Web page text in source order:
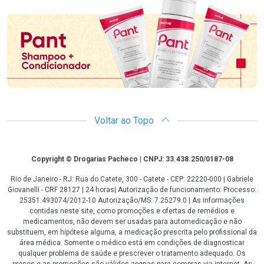
Voltar ao Topo
CopyrightCopyright © Drogarias Pacheco | CNPJ: 33.438.250/0187-08
Rio de Janeiro - RJ: Rua do Catete, 300 - Catete - CEP: 22220-000 | Gabriele
Giovanelli - CRF 28127 | 24 horas| Autorização de funcionamento: Processo:
25351.493074/2012-10 Autorização/MS: 7.25279.0 | As informações
contidas neste site, como promoções e ofertas de remédios e
medicamentos, não devem ser usadas para automedicação e não
substituem, em hipótese alguma, a medicação prescrita pelo profissional da
área médica. Somente o médico está em condições de diagnosticar
qualquer problema de saúde e prescrever o tratamento adequado. Os